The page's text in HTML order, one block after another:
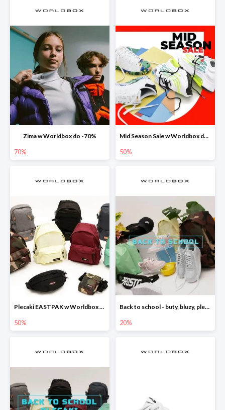
Zima w Worldbox do -70%
70%
Mid Season Sale w Worldbox do -50%
50%
Plecaki EASTPAK w Worldbox -50%
50%
Back to school - buty, bluzy, plecaki i inne
20%